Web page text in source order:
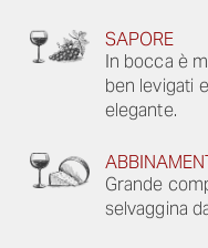
SAPORE
In bocca è
ben levigati
elegante.
Grande
selvaggina